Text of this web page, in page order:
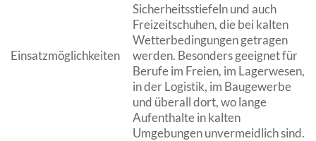
Einsatzmöglichkeiten
Sicherheitsstiefeln und auch
Freizeitschuhen, die bei kalten
Wetterbedingungen getragen
werden. Besonders geeignet für
Berufe im Freien, im Lagerwesen,
in der Logistik, im Baugewerbe
und überall dort, wo lange
Aufenthalte in kalten
Umgebungen unvermeidlich sind.